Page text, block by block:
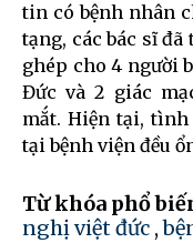
tin có bệnh nhân
tạng, các bác sĩ
ghép cho 4 người
Đức và 2 giác
mắt. Hiện tại,
tại bệnh viện đều
Từ khóa phổ
nghị việt đức ,